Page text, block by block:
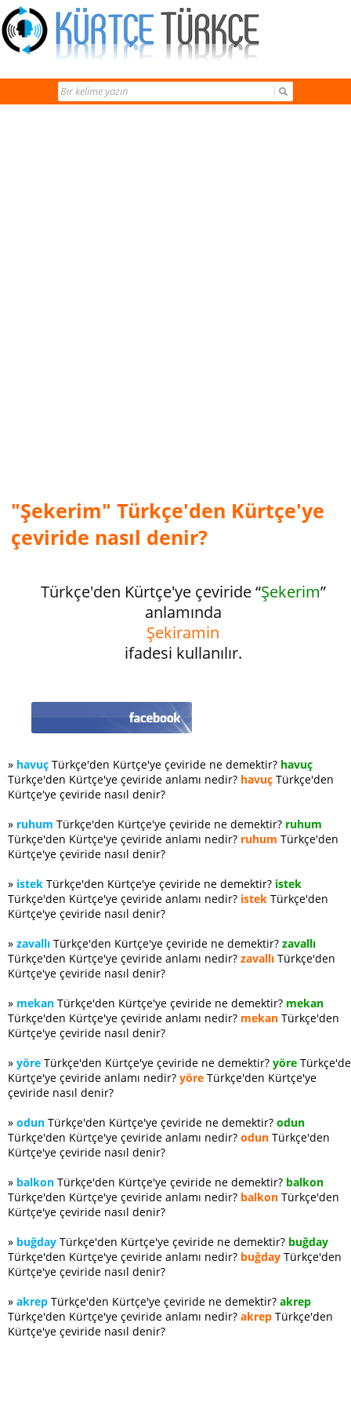
"Şekerim" Türkçe'den Kürtçe'ye
çeviride nasıl denir?
Türkçe'den Kürtçe'ye çeviride “Şekerim”
anlamında
Şekiramin
ifadesi kullanılır.
» havuç Türkçe'den Kürtçe'ye çeviride ne demektir? havuç
Türkçe'den Kürtçe'ye çeviride anlamı nedir? havuç Türkçe'den
Kürtçe'ye çeviride nasıl denir?
» ruhum Türkçe'den Kürtçe'ye çeviride ne demektir? ruhum
Türkçe'den Kürtçe'ye çeviride anlamı nedir? ruhum Türkçe'den
Kürtçe'ye çeviride nasıl denir?
» istek Türkçe'den Kürtçe'ye çeviride ne demektir? istek
Türkçe'den Kürtçe'ye çeviride anlamı nedir? istek Türkçe'den
Kürtçe'ye çeviride nasıl denir?
» zavallı Türkçe'den Kürtçe'ye çeviride ne demektir? zavallı
Türkçe'den Kürtçe'ye çeviride anlamı nedir? zavallı Türkçe'den
Kürtçe'ye çeviride nasıl denir?
» mekan Türkçe'den Kürtçe'ye çeviride ne demektir? mekan
Türkçe'den Kürtçe'ye çeviride anlamı nedir? mekan Türkçe'den
Kürtçe'ye çeviride nasıl denir?
» yöre Türkçe'den Kürtçe'ye çeviride ne demektir? yöre
Kürtçe'ye çeviride anlamı nedir? yöre Türkçe'den Kürtçe'ye
çeviride nasıl denir?
» odun Türkçe'den Kürtçe'ye çeviride ne demektir? odun
Türkçe'den Kürtçe'ye çeviride anlamı nedir? odun Türkçe'den
Kürtçe'ye çeviride nasıl denir?
» balkon Türkçe'den Kürtçe'ye çeviride ne demektir? balkon
Türkçe'den Kürtçe'ye çeviride anlamı nedir? balkon Türkçe'den
Kürtçe'ye çeviride nasıl denir?
» buğday Türkçe'den Kürtçe'ye çeviride ne demektir? buğday
Türkçe'den Kürtçe'ye çeviride anlamı nedir? buğday Türkçe'den
Kürtçe'ye çeviride nasıl denir?
» akrep Türkçe'den Kürtçe'ye çeviride ne demektir? akrep
Türkçe'den Kürtçe'ye çeviride anlamı nedir? akrep Türkçe'den
Kürtçe'ye çeviride nasıl denir?